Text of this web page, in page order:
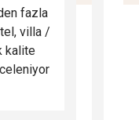
fazla
villa /
kalite